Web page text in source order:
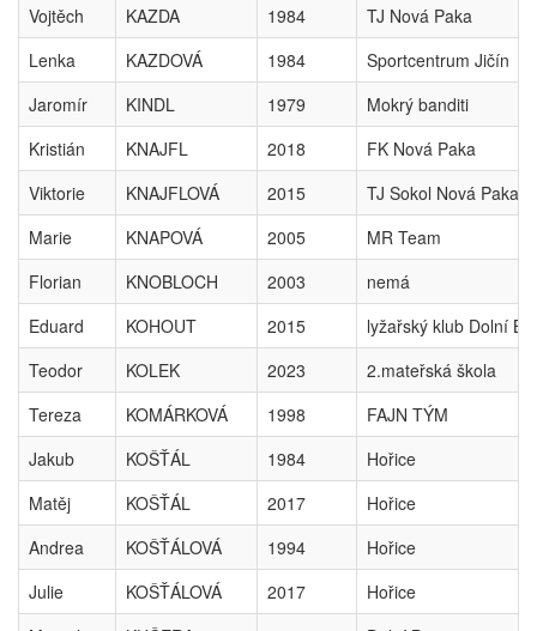
Vojtěch
KAZDA 1984
TJ Nová Paka
Lenka
KAZDOVÁ 1984
Sportcentrum Jičín
Jaromír
KINDL 1979
Mokrý banditi
Kristián
KNAJFL 2018
FK Nová Paka
Viktorie
KNAJFLOVÁ 2015
TJ Sokol Nová Paka
Marie
KNAPOVÁ 2005
MR Team
Florian
KNOBLOCH 2003
nemá
Eduard
KOHOUT 2015
lyžařský klub Dolní
Teodor
KOLEK 2023
2.mateřská škola
Tereza
KOMÁRKOVÁ 1998
FAJN TÝM
Jakub
KOŠŤÁL 1984
Hořice
Matěj
KOŠŤÁL 2017
Hořice
Andrea
KOŠŤÁLOVÁ 1994
Hořice
Julie
KOŠŤÁLOVÁ 2017
Hořice